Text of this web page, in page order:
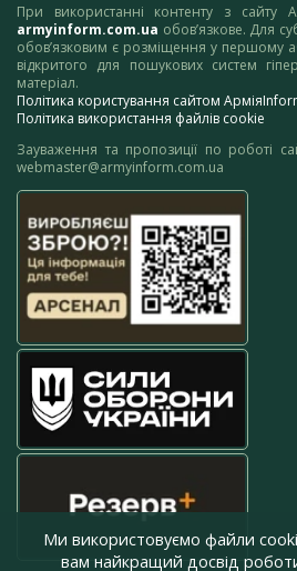
При використанні контенту з сайту
armyinform.com.ua обов’язкове. Для
обов’язковим є розміщення у першому
відкритого для пошукових систем
матеріал.
Політика користування сайтом
Політика використання файлів cookie
Зауваження та пропозиції по роботі
webmaster@armyinform.com.ua
Ми використовуємо файли
вам найкращий досвід